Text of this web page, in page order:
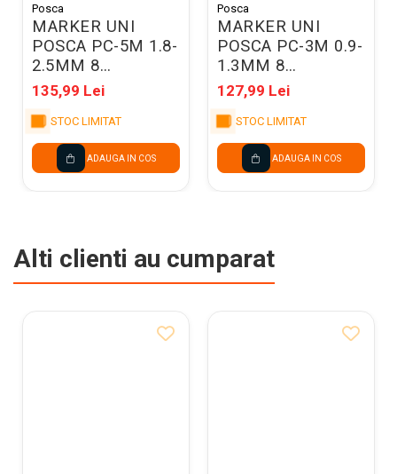
Posca
MARKER UNI
POSCA PC-5M 1.8-
2.5MM 8
CULORI/SET
M1486
135,99 Lei
STOC LIMITAT
ADAUGA IN COS
Posca
MARKER UNI
POSCA PC-3M 0.9-
1.3MM 8
CULORI/SET
M1483
127,99 Lei
STOC LIMITAT
ADAUGA IN COS
Alti clienti au cumparat